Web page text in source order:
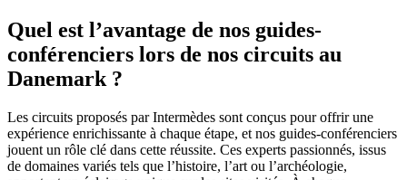
Quel est l’avantage de nos guides-
conférenciers lors de nos circuits au
Danemark ?
Les circuits proposés par Intermèdes sont conçus pour offrir une
expérience enrichissante à chaque étape, et nos guides-conférenciers
jouent un rôle clé dans cette réussite. Ces experts passionnés, issus
de domaines variés tels que l’histoire, l’art ou l’archéologie,